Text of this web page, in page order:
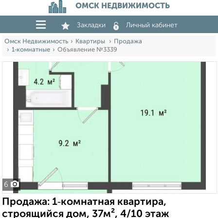
ОМСК НЕДВИЖИМОСТЬ
Закладки Личный кабинет
Омск Недвижимость Квартиры
Продажа
1‑комнатные
Объявление №3339
6
Продажа: 1‑комнатная квартира,
строящийся дом, 37м², 4/10 этаж